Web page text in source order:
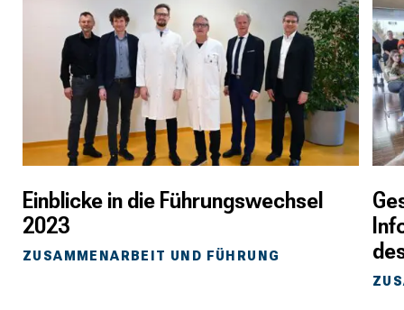
Einblicke in die Führungswechsel
2023
ZUSAMMENARBEIT UND FÜHRUNG